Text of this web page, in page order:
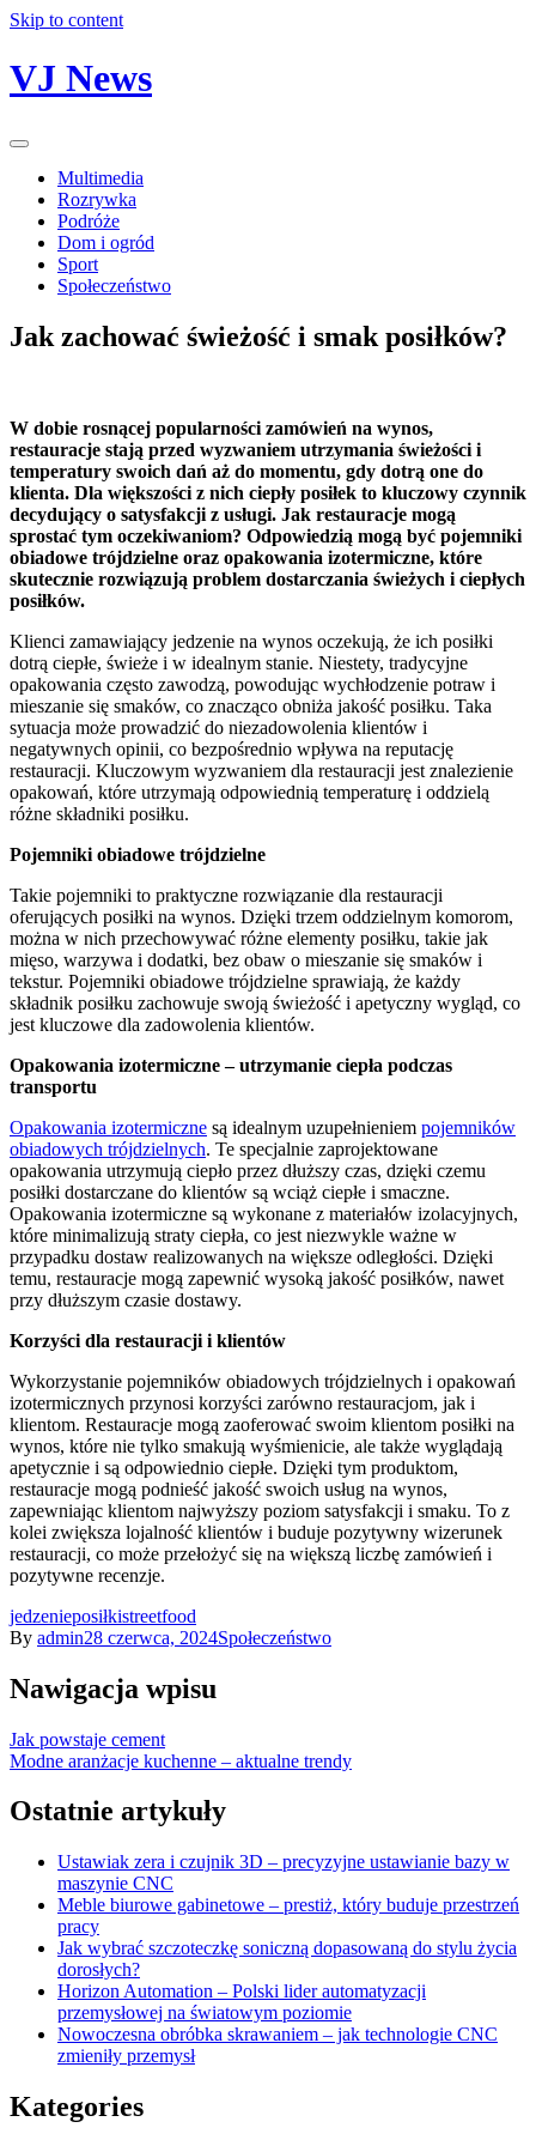
Skip to content
VJ News
Multimedia
Rozrywka
Podróże
Dom i ogród
Sport
Społeczeństwo
Jak zachować świeżość i smak posiłków?
W dobie rosnącej popularności zamówień na wynos,
restauracje stają przed wyzwaniem utrzymania świeżości i
temperatury swoich dań aż do momentu, gdy dotrą one do
klienta. Dla większości z nich ciepły posiłek to kluczowy czynnik
decydujący o satysfakcji z usługi. Jak restauracje mogą
sprostać tym oczekiwaniom? Odpowiedzią mogą być pojemniki
obiadowe trójdzielne oraz opakowania izotermiczne, które
skutecznie rozwiązują problem dostarczania świeżych i ciepłych
posiłków.
Klienci zamawiający jedzenie na wynos oczekują, że ich posiłki
dotrą ciepłe, świeże i w idealnym stanie. Niestety, tradycyjne
opakowania często zawodzą, powodując wychłodzenie potraw i
mieszanie się smaków, co znacząco obniża jakość posiłku. Taka
sytuacja może prowadzić do niezadowolenia klientów i
negatywnych opinii, co bezpośrednio wpływa na reputację
restauracji. Kluczowym wyzwaniem dla restauracji jest znalezienie
opakowań, które utrzymają odpowiednią temperaturę i oddzielą
różne składniki posiłku.
Pojemniki obiadowe trójdzielne
Takie pojemniki to praktyczne rozwiązanie dla restauracji
oferujących posiłki na wynos. Dzięki trzem oddzielnym komorom,
można w nich przechowywać różne elementy posiłku, takie jak
mięso, warzywa i dodatki, bez obaw o mieszanie się smaków i
tekstur. Pojemniki obiadowe trójdzielne sprawiają, że każdy
składnik posiłku zachowuje swoją świeżość i apetyczny wygląd, co
jest kluczowe dla zadowolenia klientów.
Opakowania izotermiczne – utrzymanie ciepła podczas
transportu
Opakowania izotermiczne są idealnym uzupełnieniem pojemników
obiadowych trójdzielnych. Te specjalnie zaprojektowane
opakowania utrzymują ciepło przez dłuższy czas, dzięki czemu
posiłki dostarczane do klientów są wciąż ciepłe i smaczne.
Opakowania izotermiczne są wykonane z materiałów izolacyjnych,
które minimalizują straty ciepła, co jest niezwykle ważne w
przypadku dostaw realizowanych na większe odległości. Dzięki
temu, restauracje mogą zapewnić wysoką jakość posiłków, nawet
przy dłuższym czasie dostawy.
Korzyści dla restauracji i klientów
Wykorzystanie pojemników obiadowych trójdzielnych i opakowań
izotermicznych przynosi korzyści zarówno restauracjom, jak i
klientom. Restauracje mogą zaoferować swoim klientom posiłki na
wynos, które nie tylko smakują wyśmienicie, ale także wyglądają
apetycznie i są odpowiednio ciepłe. Dzięki tym produktom,
restauracje mogą podnieść jakość swoich usług na wynos,
zapewniając klientom najwyższy poziom satysfakcji i smaku. To z
kolei zwiększa lojalność klientów i buduje pozytywny wizerunek
restauracji, co może przełożyć się na większą liczbę zamówień i
pozytywne recenzje.
jedzenieposiłkistreetfood
By admin28 czerwca, 2024Społeczeństwo
Nawigacja wpisu
Jak powstaje cement
Modne aranżacje kuchenne – aktualne trendy
Ostatnie artykuły
Ustawiak zera i czujnik 3D – precyzyjne ustawianie bazy w
maszynie CNC
Meble biurowe gabinetowe – prestiż, który buduje przestrzeń
pracy
Jak wybrać szczoteczkę soniczną dopasowaną do stylu życia
dorosłych?
Horizon Automation – Polski lider automatyzacji
przemysłowej na światowym poziomie
Nowoczesna obróbka skrawaniem – jak technologie CNC
zmieniły przemysł
Kategories